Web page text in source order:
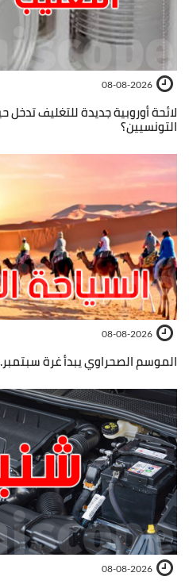
08-08-2026
لائحة أوروبية جديدة للتغليف تدخل
التونسيين؟
08-08-2026
الموسم الصحراوي يبدأ غرة
08-08-2026